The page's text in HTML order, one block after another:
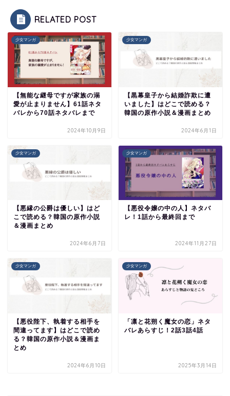
RELATED POST
少女マンガ
【無能な継母ですが家族の溺
愛が止まりません】61話ネタ
バレから70話ネタバレまで
2024年10月9日
少女マンガ
【黒幕皇子から結婚詐欺に遭
いました】はどこで読める？
韓国の原作小説＆漫画まとめ
2024年6月1日
少女マンガ
【悪縁の公爵は優しい】はど
こで読める？韓国の原作小説
＆漫画まとめ
2024年6月7日
少女マンガ
【悪役令嬢の中の人】ネタバ
レ！1話から最終回まで
2024年11月27日
少女マンガ
【悪役陛下、執着する相手を
間違ってます】はどこで読め
る？韓国の原作小説＆漫画ま
とめ
2024年6月10日
少女マンガ
「凛と花朔く魔女の恋」ネタ
バレあらすじ！2話3話4話
2025年3月14日